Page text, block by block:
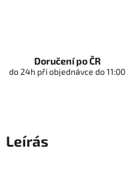
Doručení po ČR
do 24h při objednávce do 11:00
Leírás